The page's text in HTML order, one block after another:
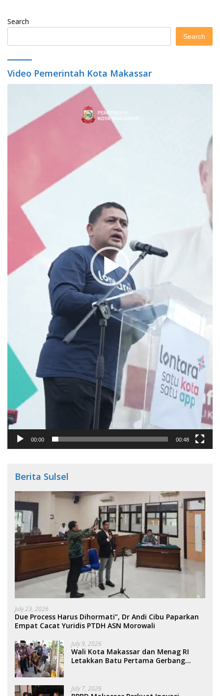
Search
Search
Video Pemerintah Kota Makassar
00:00 00:48
Berita Sulsel
July 23, 2026
Due Process Harus Dihormati”, Dr Andi Cibu Paparkan
Empat Cacat Yuridis PTDH ASN Morowali
July 9, 2026
Wali Kota Makassar dan Menag RI
Letakkan Batu Pertama Gerbang
July 7, 2026